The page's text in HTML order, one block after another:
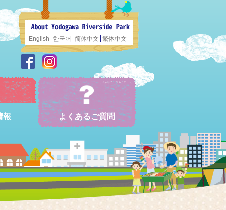
English 한국어 简体中文 繁体中文
報 よくあるご質問